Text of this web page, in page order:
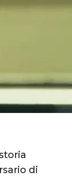
di